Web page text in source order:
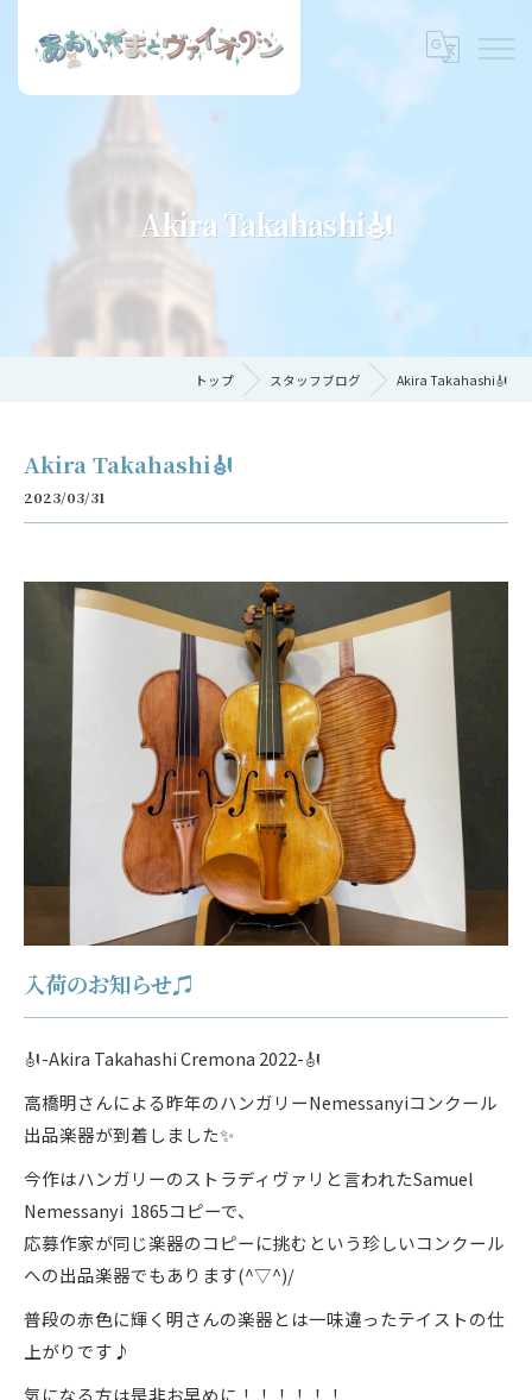
Akira Takahashi🎻
トップ スタッフブログ Akira Takahashi🎻
Akira Takahashi🎻
2023/03/31
入荷のお知らせ♫
🎻-Akira Takahashi Cremona 2022-🎻
高橋明さんによる昨年のハンガリーNemessanyiコンクール
出品楽器が到着しました✨
今作はハンガリーのストラディヴァリと言われたSamuel
Nemessanyi 1865コピーで、
応募作家が同じ楽器のコピーに挑むという珍しいコンクール
への出品楽器でもあります(^▽^)/
普段の赤色に輝く明さんの楽器とは一味違ったテイストの仕
上がりです♪
気になる方は是非お早めに！！！！！！